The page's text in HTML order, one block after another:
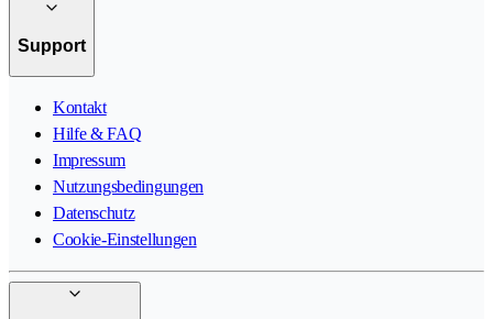
Support
Kontakt
Hilfe & FAQ
Impressum
Nutzungsbedingungen
Datenschutz
Cookie-Einstellungen